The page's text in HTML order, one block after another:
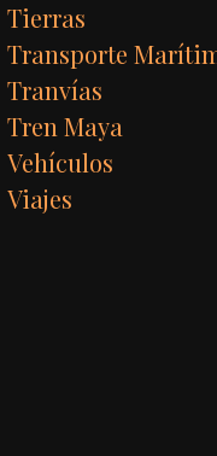
Tierras
Transporte
Tranvías
Tren Maya
Vehículos
Viajes